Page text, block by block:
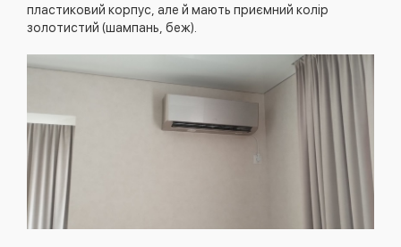
пластиковий корпус, але й мають приємний колір
золотистий (шампань, беж).